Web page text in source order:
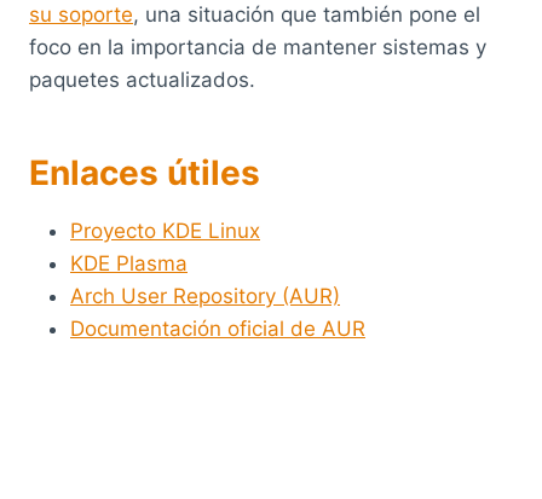
su soporte, una situación que también pone el
foco en la importancia de mantener sistemas y
paquetes actualizados.
Enlaces útiles
Proyecto KDE Linux
KDE Plasma
Arch User Repository (AUR)
Documentación oficial de AUR